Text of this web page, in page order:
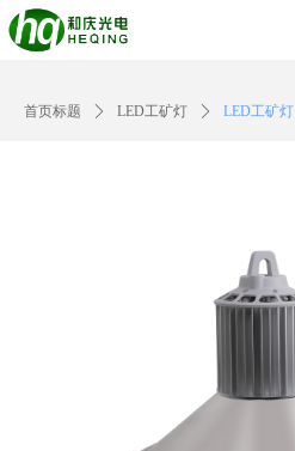
首页标题 ꄲ LED工矿灯 ꄲ LED工矿灯